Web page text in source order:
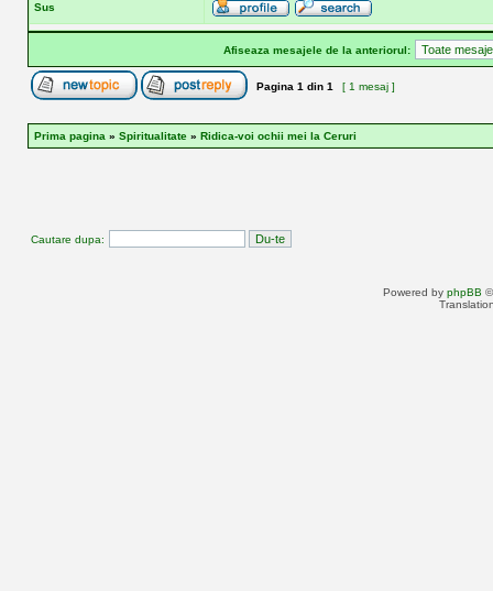
Sus
Afiseaza mesajele de la anteriorul:
Pagina 1 din 1 [ 1 mesaj ]
Prima pagina » Spiritualitate » Ridica-voi ochii mei la Ceruri
Cautare dupa:
Powered by phpBB